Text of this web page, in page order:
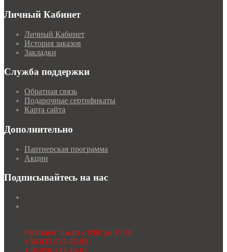
Личный Кабинет
Личный Кабинет
История заказов
Закладки
Служба поддержки
Обратная связь
Подарочные сертификаты
Карта сайта
Дополнительно
Партнерская программа
Акции
Подписывайтесь на нас
Работаем: пн-пт с 9:00 до 17:30
+38-033-525-35-92